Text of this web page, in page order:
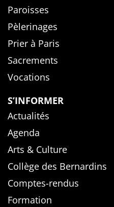
Paroisses
Pèlerinages
Prier à Paris
Sacrements
Vocations
S’INFORMER
Actualités
Agenda
Arts & Culture
Collège des Bernardins
Comptes-rendus
Formation